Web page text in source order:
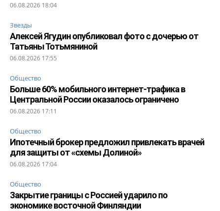
06.08.2026 18:04
Звезды
Алексей Ягудин опубликовал фото с дочерью от
Татьяны Тотьмяниной
06.08.2026 17:55
Общество
Больше 60% мобильного интернет-трафика в
Центральной России оказалось ограничено
06.08.2026 17:11
Общество
Ипотечный брокер предложил привлекать врачей
для защиты от «схемы Долиной»
06.08.2026 17:04
Общество
Закрытие границы с Россией ударило по
экономике восточной Финляндии